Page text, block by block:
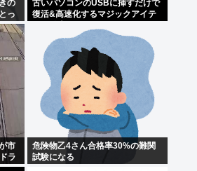
の
っ
古いパソコンのUSBに挿すだけで
復活&高速化するマジックアイテ
市
ラ
危険物乙4さん合格率30%の難関
試験になる